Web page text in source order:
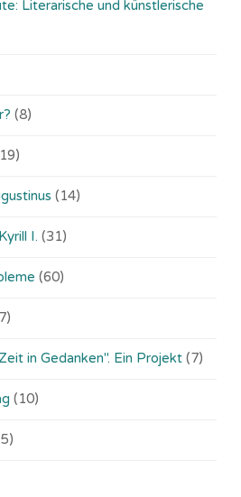
Literarische und künstlerische
(8)
(14)
I. (31)
(60)
in Gedanken". Ein Projekt (7)
(10)